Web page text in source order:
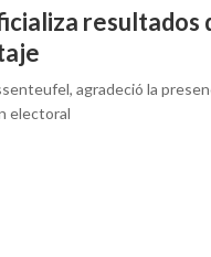
resultados
agradeció la
electoral